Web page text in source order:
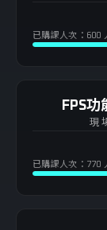
3D 動力
X-Plyo
FPS L2
NSCA-
FPS L1
已購課人次：600
FPS
現
已購課人次：770